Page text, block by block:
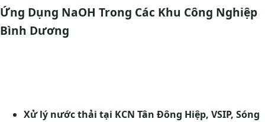
Ứng Dụng NaOH Trong Các Khu Công Nghiệp
Bình Dương
Xử lý nước thải tại KCN Tân Đông Hiệp, VSIP, Sóng